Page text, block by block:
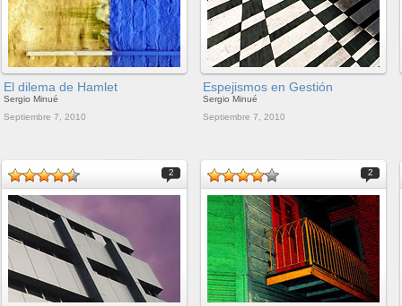
El dilema de Hamlet
Sergio Minué
Septiembre 7, 2010
Espejismos en Gestión
Sergio Minué
Septiembre 7, 2010
2 2